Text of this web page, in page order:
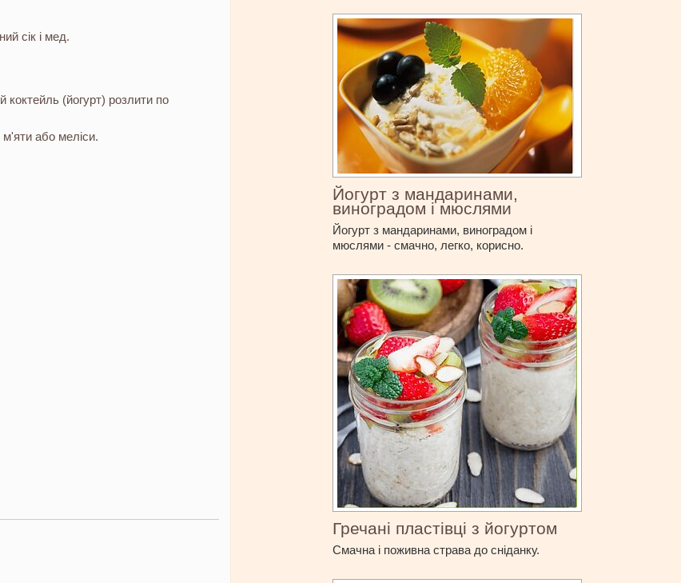
сік і мед.
коктейль (йогурт) розлити по
м'яти або меліси.
Йогурт з мандаринами,
виноградом і мюслями
Йогурт з мандаринами, виноградом і
мюслями - смачно, легко, корисно.
Гречані пластівці з йогуртом
Смачна і поживна страва до сніданку.